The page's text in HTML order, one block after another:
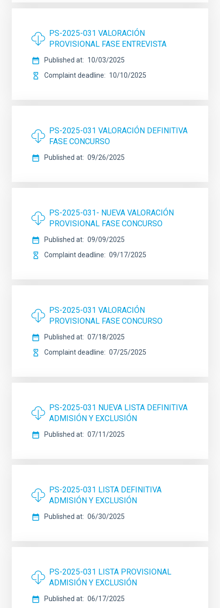
PS-2025-031 VALORACIÓN
PROVISIONAL FASE ENTREVISTA
Published at
10/03/2025
Complaint deadline
10/10/2025
PS-2025-031 VALORACIÓN DEFINITIVA
FASE CONCURSO
Published at 09/26/2025
PS-2025-031- NUEVA VALORACIÓN
PROVISIONAL FASE CONCURSO
Published at
09/09/2025
Complaint deadline
09/17/2025
PS-2025-031 VALORACIÓN
PROVISIONAL FASE CONCURSO
Published at
07/18/2025
Complaint deadline
07/25/2025
PS-2025-031 NUEVA LISTA DEFINITIVA
ADMISIÓN Y EXCLUSIÓN
Published at 07/11/2025
PS-2025-031 LISTA DEFINITIVA
ADMISIÓN Y EXCLUSIÓN
Published at 06/30/2025
PS-2025-031 LISTA PROVISIONAL
ADMISIÓN Y EXCLUSIÓN
Published at
06/17/2025